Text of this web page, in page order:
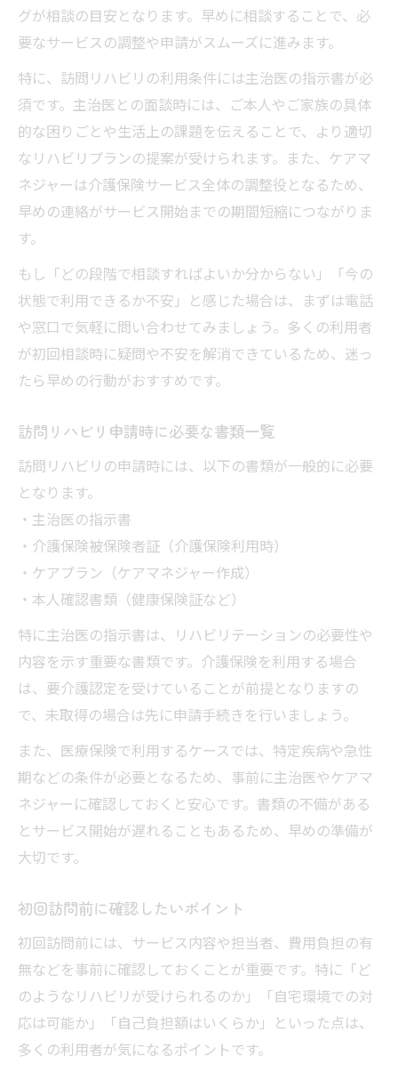
グが相談の目安となります。早めに相談することで、必
要なサービスの調整や申請がスムーズに進みます。
特に、訪問リハビリの利用条件には主治医の指示書が必
須です。主治医との面談時には、ご本人やご家族の具体
的な困りごとや生活上の課題を伝えることで、より適切
なリハビリプランの提案が受けられます。また、ケアマ
ネジャーは介護保険サービス全体の調整役となるため、
早めの連絡がサービス開始までの期間短縮につながりま
す。
もし「どの段階で相談すればよいか分からない」「今の
状態で利用できるか不安」と感じた場合は、まずは電話
や窓口で気軽に問い合わせてみましょう。多くの利用者
が初回相談時に疑問や不安を解消できているため、迷っ
たら早めの行動がおすすめです。
訪問リハビリ申請時に必要な書類一覧
訪問リハビリの申請時には、以下の書類が一般的に必要
となります。
・主治医の指示書
・介護保険被保険者証（介護保険利用時）
・ケアプラン（ケアマネジャー作成）
・本人確認書類（健康保険証など）
特に主治医の指示書は、リハビリテーションの必要性や
内容を示す重要な書類です。介護保険を利用する場合
は、要介護認定を受けていることが前提となりますの
で、未取得の場合は先に申請手続きを行いましょう。
また、医療保険で利用するケースでは、特定疾病や急性
期などの条件が必要となるため、事前に主治医やケアマ
ネジャーに確認しておくと安心です。書類の不備がある
とサービス開始が遅れることもあるため、早めの準備が
大切です。
初回訪問前に確認したいポイント
初回訪問前には、サービス内容や担当者、費用負担の有
無などを事前に確認しておくことが重要です。特に「ど
のようなリハビリが受けられるのか」「自宅環境での対
応は可能か」「自己負担額はいくらか」といった点は、
多くの利用者が気になるポイントです。